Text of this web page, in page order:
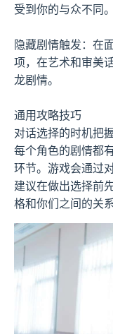
受到你的与众不同。
隐藏剧情触发：在
项，在艺术和审美
龙剧情。
通用攻略技巧
对话选择的时机把
每个角色的剧情都
环节。游戏会通过
建议在做出选择前
格和你们之间的关